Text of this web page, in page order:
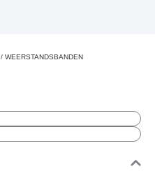
/ WEERSTANDSBANDEN